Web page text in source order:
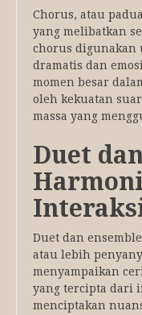
Chorus, atau
yang melibatkan
chorus digunakan
dramatis dan
momen besar
oleh kekuatan
massa yang
Duet
Duet dan
atau lebih
menyampaikan
yang tercipta dari
menciptakan